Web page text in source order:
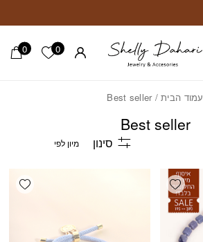
0 הרשימה
0
עמוד הבית/ Best seller
Best seller
סינון
Add wishlist